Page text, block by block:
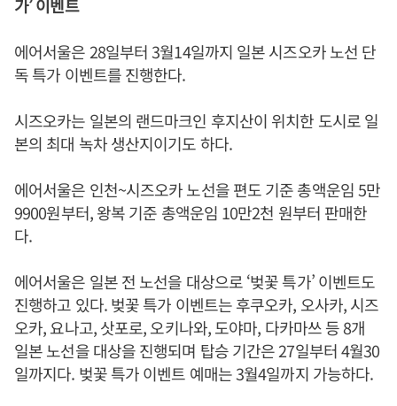
가’ 이벤트
에어서울은 28일부터 3월14일까지 일본 시즈오카 노선 단
독 특가 이벤트를 진행한다.
시즈오카는 일본의 랜드마크인 후지산이 위치한 도시로 일
본의 최대 녹차 생산지이기도 하다.
에어서울은 인천~시즈오카 노선을 편도 기준 총액운임 5만
9900원부터, 왕복 기준 총액운임 10만2천 원부터 판매한
다.
에어서울은 일본 전 노선을 대상으로 ‘벚꽃 특가’ 이벤트도
진행하고 있다. 벚꽃 특가 이벤트는 후쿠오카, 오사카, 시즈
오카, 요나고, 삿포로, 오키나와, 도야마, 다카마쓰 등 8개
일본 노선을 대상을 진행되며 탑승 기간은 27일부터 4월30
일까지다. 벚꽃 특가 이벤트 예매는 3월4일까지 가능하다.